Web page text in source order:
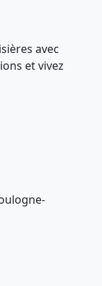
avec
et vivez